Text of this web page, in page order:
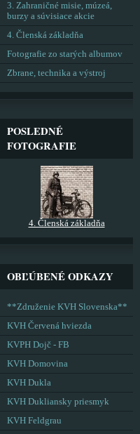
3. Zahraničné misie, múzeá,
burzy a súvisiace akcie
4. Členská základňa
Fotografie zo starých albumov
Zbrane, technika a výstroj
POSLEDNÉ
FOTOGRAFIE
4. Členská základňa
OBĽÚBENÉ ODKAZY
**Združenie KVH Slovenska**
KVH Červená hviezda
KVPH Dojč - FB
KVH Domovina
KVH Dukla
KVH Dukliansky priesmyk
KVH Feldgrau